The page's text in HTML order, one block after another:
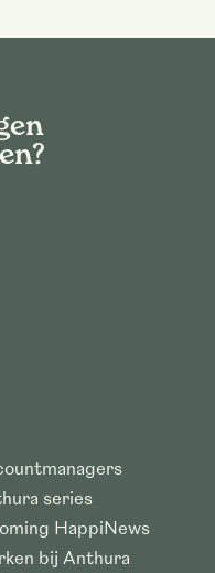
series
HappiNews
bij Anthura